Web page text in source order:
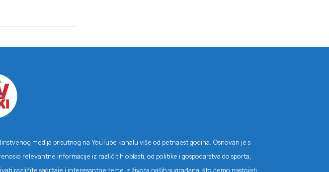
medija prisutnog na YouTube kanalu više od petnaest godina. Osnovan je s
relevantne informacije iz različitih oblasti, od politike i gospodarstva do sporta,
različite sadržaje i interesantne teme iz života naših sugrađana, što ćemo nastojati